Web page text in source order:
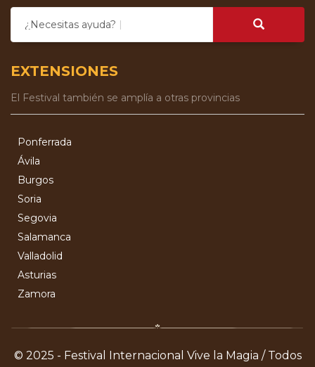
¿Necesitas ayuda?
EXTENSIONES
El Festival también se amplía a otras provincias
Ponferrada
Ávila
Burgos
Soria
Segovia
Salamanca
Valladolid
Asturias
Zamora
© 2025 - Festival Internacional Vive la Magia / Todos